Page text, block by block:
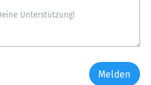
Melden